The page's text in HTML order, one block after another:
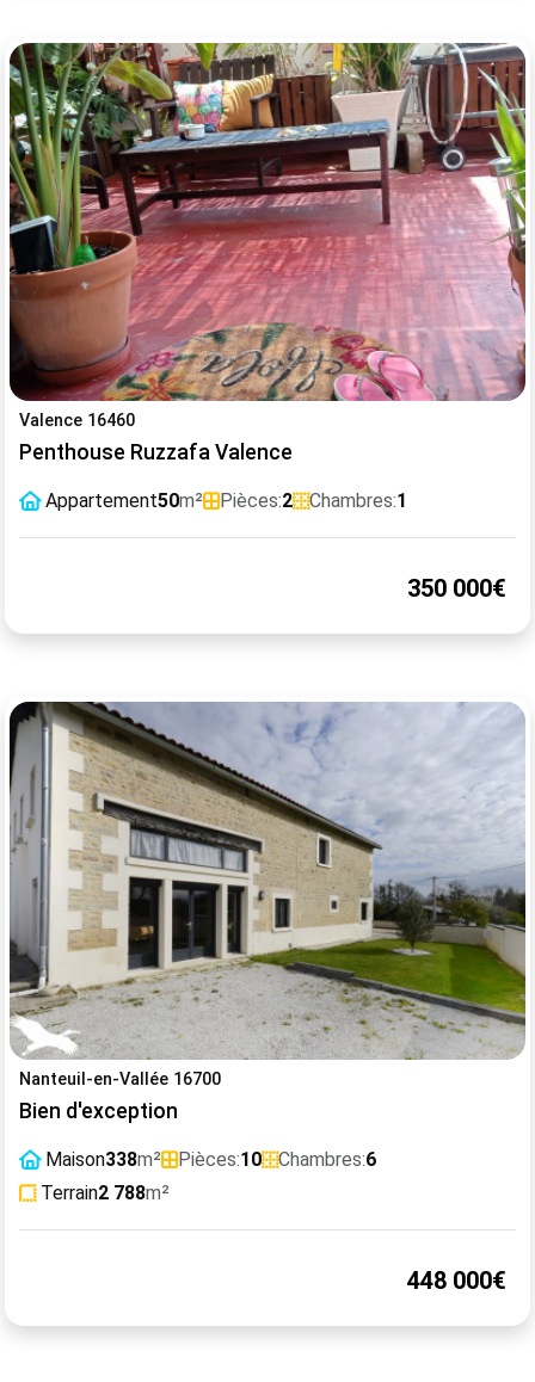
Valence 16460
Penthouse Ruzzafa Valence
Appartement50m² Pièces:2 Chambres:1
350 000€
Nanteuil-en-Vallée 16700
Bien d'exception
Maison338m² Pièces:10 Chambres:6
Terrain2 788m²
448 000€